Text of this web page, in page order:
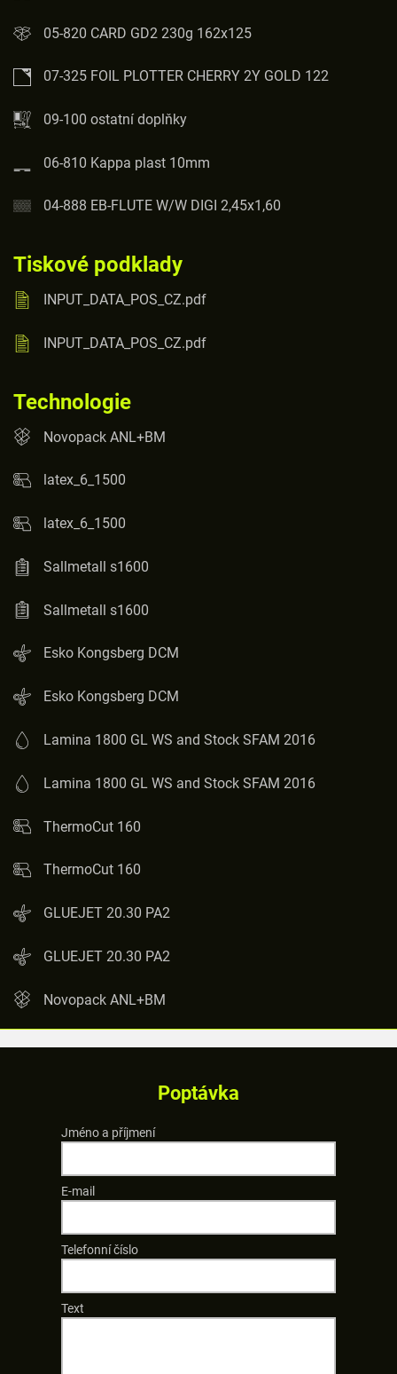
05-820 CARD GD2 230g 162x125
07-325 FOIL PLOTTER CHERRY 2Y GOLD 122
09-100 ostatní doplňky
06-810 Kappa plast 10mm
04-888 EB-FLUTE W/W DIGI 2,45x1,60
Tiskové podklady
INPUT_DATA_POS_CZ.pdf
INPUT_DATA_POS_CZ.pdf
Technologie
Novopack ANL+BM
latex_6_1500
latex_6_1500
Sallmetall s1600
Sallmetall s1600
Esko Kongsberg DCM
Esko Kongsberg DCM
Lamina 1800 GL WS and Stock SFAM 2016
Lamina 1800 GL WS and Stock SFAM 2016
ThermoCut 160
ThermoCut 160
GLUEJET 20.30 PA2
GLUEJET 20.30 PA2
Novopack ANL+BM
Poptávka
Jméno a příjmení
E-mail
Telefonní číslo
Text